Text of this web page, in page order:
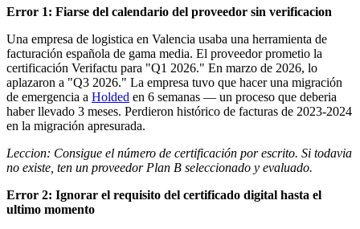
Error 1: Fiarse del calendario del proveedor sin verificacion
Una empresa de logistica en Valencia usaba una herramienta de
facturación española de gama media. El proveedor prometio la
certificación Verifactu para "Q1 2026." En marzo de 2026, lo
aplazaron a "Q3 2026." La empresa tuvo que hacer una migración
de emergencia a Holded en 6 semanas — un proceso que deberia
haber llevado 3 meses. Perdieron histórico de facturas de 2023-2024
en la migración apresurada.
Leccion: Consigue el número de certificación por escrito. Si todavia
no existe, ten un proveedor Plan B seleccionado y evaluado.
Error 2: Ignorar el requisito del certificado digital hasta el
ultimo momento